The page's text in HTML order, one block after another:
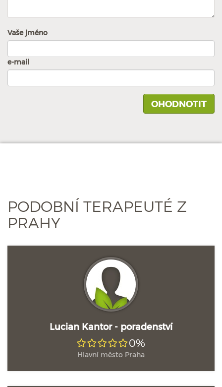
Vaše jméno
e-mail
PODOBNÍ TERAPEUTÉ Z
PRAHY
Lucian Kantor - poradenství
0%
Hlavní město Praha